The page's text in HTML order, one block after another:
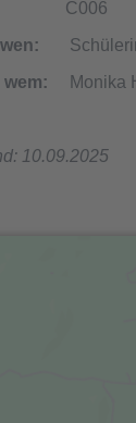
C006
wen:
wem: Monika
10.09.2025